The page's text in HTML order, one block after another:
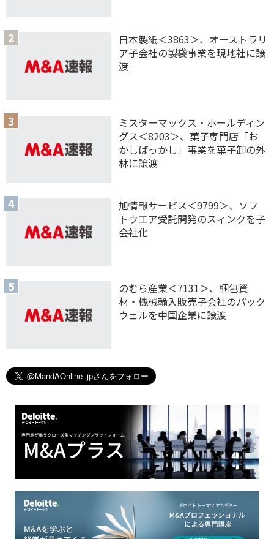
日本製紙＜3863＞、オーストラリ
ア子会社の製袋事業を現地社に譲
渡
ミスターマックス・ホールディン
グス＜8203＞、菓子専門店「お
かしばっかし」事業を菓子卸の外
林に譲渡
旭情報サービス＜9799＞、ソフ
トウエア受託開発のスィンクを子
会社化
のむら産業＜7131＞、梱包資
材・機械輸入販売子会社のパック
ウェルを中国企業に譲渡